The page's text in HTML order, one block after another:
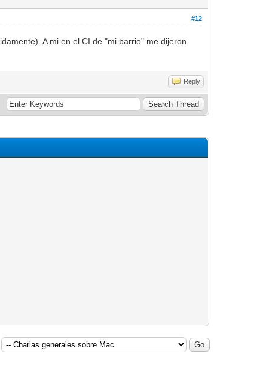
#12
A mi en el CI de "mi barrio" me dijeron
Reply